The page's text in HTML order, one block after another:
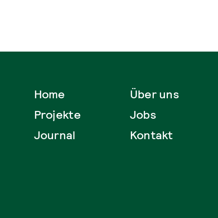
Home
Projekte
Journal
Über uns
Jobs
Kontakt